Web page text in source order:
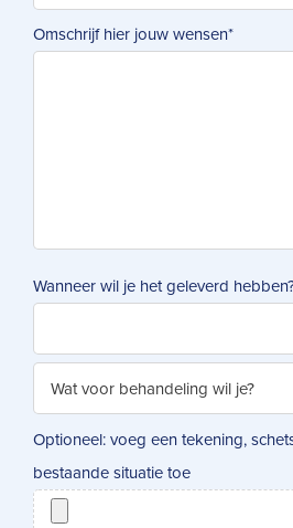
Omschrijf hier jouw wensen*
Wanneer wil je het geleverd
Optioneel: voeg een tekening,
bestaande situatie toe